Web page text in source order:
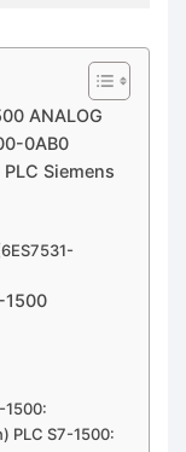
ANALOG
0AB0
Siemens
1500
1500:
PLC S7-1500: